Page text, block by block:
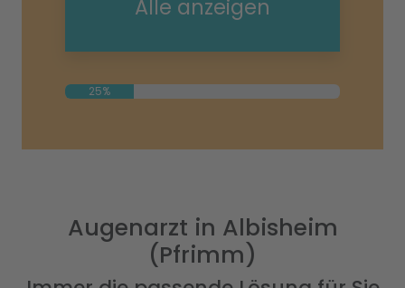
Alle anzeigen
25%
Augenarzt in Albisheim
(Pfrimm)